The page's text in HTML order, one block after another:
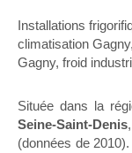
Installations
climatisation Gagny,
Gagny, froid
Située dans la
Seine-Saint-Denis,
(données de